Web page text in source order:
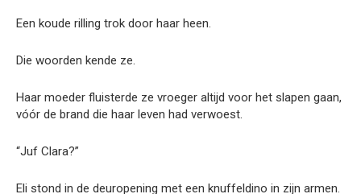
Een koude rilling trok door haar heen.
Die woorden kende ze.
Haar moeder fluisterde ze vroeger altijd voor het slapen gaan,
vóór de brand die haar leven had verwoest.
“Juf Clara?”
Eli stond in de deuropening met een knuffeldino in zijn armen.